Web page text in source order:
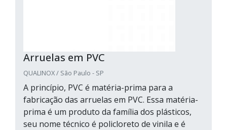
Arruelas em PVC
QUALINOX / São Paulo - SP
A princípio, PVC é matéria-prima para a
fabricação das arruelas em PVC. Essa matéria-
prima é um produto da família dos plásticos,
seu nome técnico é policloreto de vinila e é